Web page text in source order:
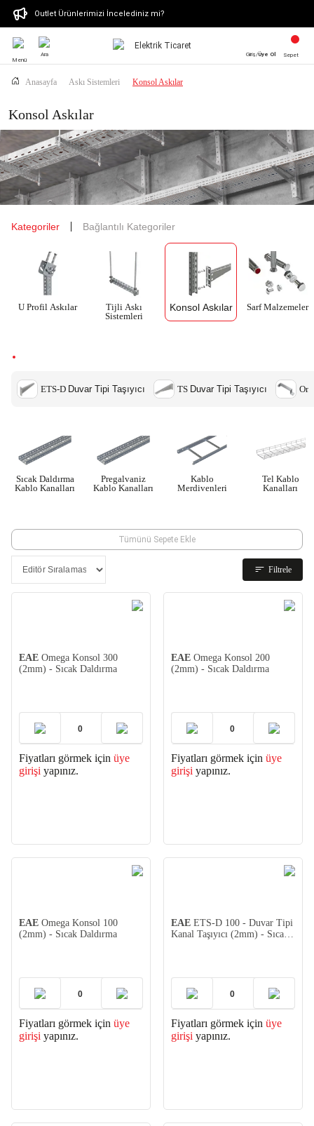
Outlet Ürünlerimizi İncelediniz mi?
Menü
Ara Giriş/Üye Ol Sepet
Anasayfa Askı Sistemleri Konsol Askılar
Konsol Askılar
Kategoriler Bağlantılı Kategoriler
U Profil Askılar
Tijli Askı
Sistemleri
Konsol Askılar Sarf Malzemeler
ETS-D Duvar Tipi Taşıyıcı TS Duvar Tipi Taşıyıcı
Sıcak Daldırma
Kablo Kanalları
Pregalvaniz
Kablo Kanalları
Kablo
Merdivenleri
Tel Kablo
Kanalları
Tümünü Sepete Ekle
Filtrele
EAE Omega Konsol 300
(2mm) - Sıcak Daldırma
Fiyatları görmek için üye
girişi yapınız.
EAE Omega Konsol 200
(2mm) - Sıcak Daldırma
Fiyatları görmek için üye
girişi yapınız.
EAE Omega Konsol 100
(2mm) - Sıcak Daldırma
Fiyatları görmek için üye
girişi yapınız.
EAE ETS-D 100 - Duvar Tipi
Kanal Taşıyıcı (2mm) - Sıcak
Fiyatları görmek için üye
girişi yapınız.